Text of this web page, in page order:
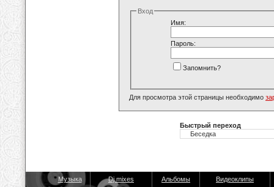
Вход
Имя:
Пароль:
Запомнить?
Для просмотра этой страницы необходимо
Быстрый переход
Музыка Dj mixes Альбомы Видеоклипы